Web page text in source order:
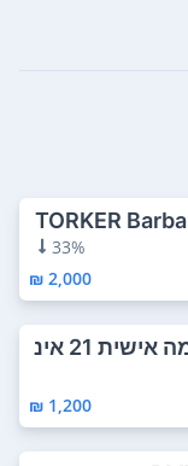
TORKER
33%
2,000 ₪
אופני BMX בהתאמה אישית 21 אינ
1,200 ₪